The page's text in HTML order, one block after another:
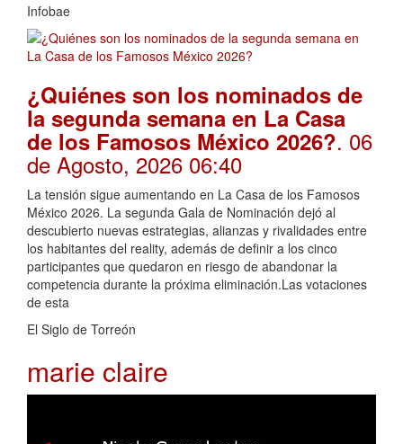
Infobae
¿Quiénes son los nominados de
la segunda semana en La Casa
de los Famosos México 2026?. 06
de Agosto, 2026 06:40
La tensión sigue aumentando en La Casa de los Famosos
México 2026. La segunda Gala de Nominación dejó al
descubierto nuevas estrategias, alianzas y rivalidades entre
los habitantes del reality, además de definir a los cinco
participantes que quedaron en riesgo de abandonar la
competencia durante la próxima eliminación.Las votaciones
de esta
El Siglo de Torreón
marie claire